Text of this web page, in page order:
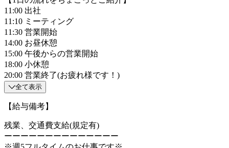
11:00 出社
11:10 ミーティング
11:30 営業開始
14:00 お昼休憩
15:00 午後からの営業開始
18:00 小休憩
20:00 営業終了(お疲れ様です！)
全て表示
【給与備考】
残業、交通費支給(規定有)
ーーーーーーーーーーーーーー